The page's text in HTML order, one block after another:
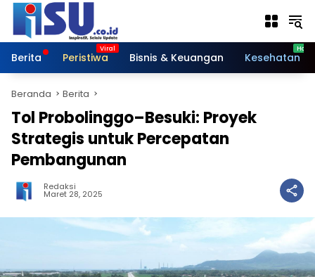
Langsung
konten
Berita
Peristiwa Bisnis & Keuangan Kesehatan
Beranda Berita
Tol Probolinggo–Besuki: Proyek
Strategis untuk Percepatan
Pembangunan
Redaksi
Maret 28, 2025